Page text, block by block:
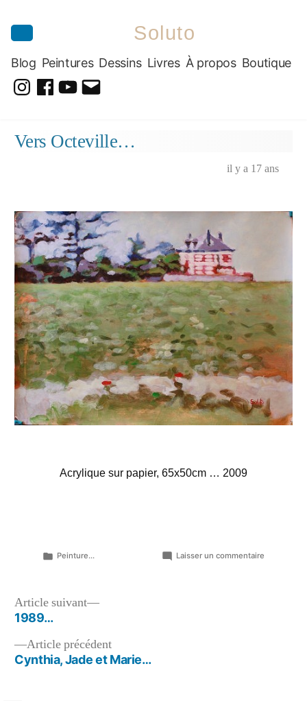
Soluto
Blog Peintures Dessins Livres À propos Boutique
Dessins
Vers Octeville…
il y a 17 ans
Acrylique sur papier, 65x50cm … 2009
Publié
Peinture... Laisser un commentaire
Navigation
de
l’article
Article précédentArticle
précédent :
Cynthia, Jade et Marie…
Article suivant
Article
1989…